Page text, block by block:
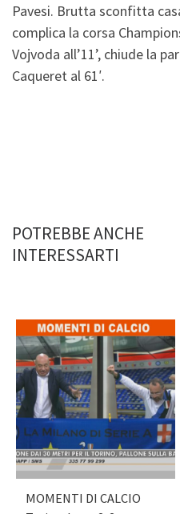
Pavesi. Brutta sconfitta
complica la corsa
Vojvoda all’11’, chiude la
Caqueret al 61′.
POTREBBE ANCHE
INTERESSARTI
MOMENTI DI CALCIO